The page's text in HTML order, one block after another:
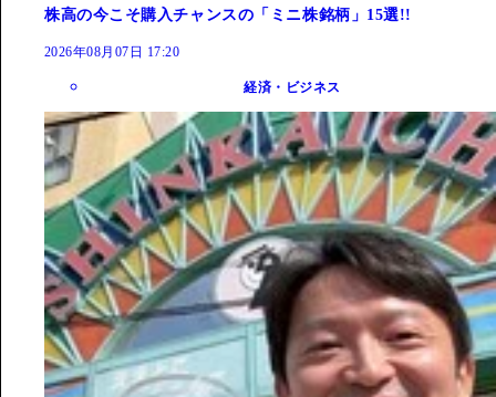
株高の今こそ購入チャンスの「ミニ株銘柄」15選!!
2026年08月07日 17:20
経済・ビジネス